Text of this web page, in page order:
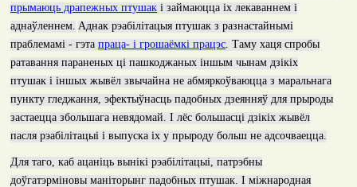
прымаюць драпежных птушак і займаюцца іх лекаваннем і
аднаўленнем. Аднак рэабілітацыя птушак з разнастайнымі
праблемамі - гэта праца- і грошаёмкі працэс. Таму хаця спробы
ратавання параненых ці пашкоджаных іншым чынам дзікіх
птушак і іншых жывёл звычайна не абмяркоўваюцца з маральнага
пункту гледжання, эфектыўнасць падобных дзеянняў для прыроды
застаецца збольшага невядомай. І лёс большасці дзікіх жывёл
пасля рэабілітацыі і выпуска іх у прыроду больш не адсочваецца.
Для таго, каб ацаніць вынікі рэабілітацыі, патрэбны
доўгатэрміновы маніторынг падобных птушак. І міжнародная